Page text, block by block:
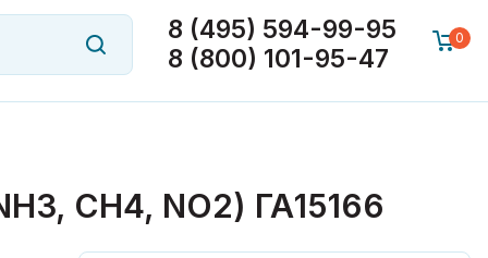
8 (495) 594-99-95
8 (800) 101-95-47
0
CH4, NO2) ГА15166